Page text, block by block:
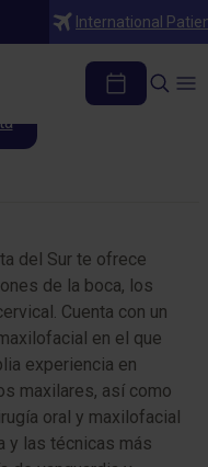
International
del Sur te ofrece
de la boca, los
Cuenta con un
en el que
experiencia en
maxilares, así como
oral y maxilofacial
y las técnicas más